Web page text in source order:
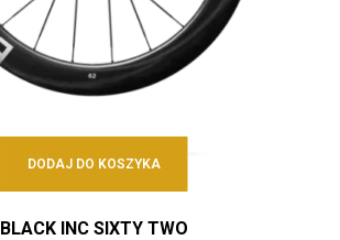
DODAJ DO KOSZYKA
BLACK INC SIXTY TWO